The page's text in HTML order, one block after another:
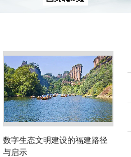
数字生态文明建设的福建路径
与启示